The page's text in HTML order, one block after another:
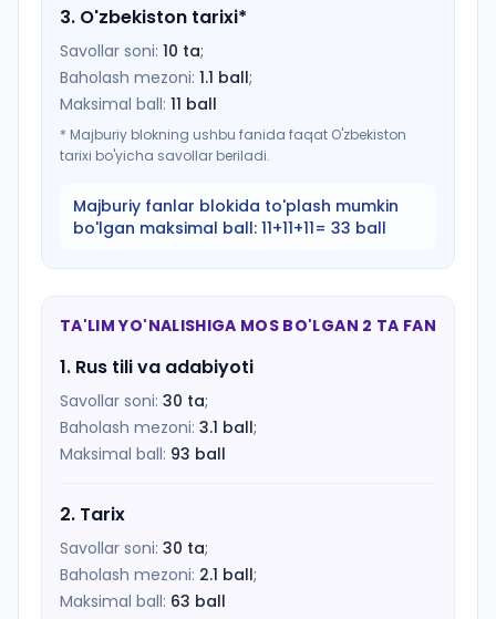
3. O'zbekiston tarixi*
Savollar soni: 10 ta;
Baholash mezoni: 1.1 ball;
Maksimal ball: 11 ball
* Majburiy blokning ushbu fanida faqat O'zbekiston
tarixi bo'yicha savollar beriladi.
Majburiy fanlar blokida to'plash mumkin
bo'lgan maksimal ball: 11+11+11= 33 ball
TA'LIM YO'NALISHIGA MOS BO'LGAN 2 TA FAN
1. Rus tili va adabiyoti
Savollar soni: 30 ta;
Baholash mezoni: 3.1 ball;
Maksimal ball: 93 ball
2. Tarix
Savollar soni: 30 ta;
Baholash mezoni: 2.1 ball;
Maksimal ball: 63 ball